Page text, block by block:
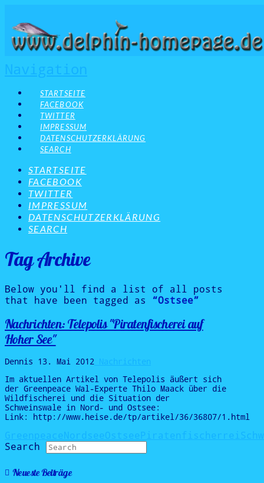
STARTSEITE
FACEBOOK
TWITTER
IMPRESSUM
DATENSCHUTZERKLÄRUNG
SEARCH
STARTSEITE
FACEBOOK
TWITTER
IMPRESSUM
DATENSCHUTZERKLÄRUNG
SEARCH
Tag Archive
Below you'll find a list of all posts
that have been tagged as
“Ostsee”
Nachrichten: Telepolis "Piratenfischerei auf
Hoher See"
Dennis 13. Mai 2012
Im aktuellen Artikel von Telepolis äußert sich
der Greenpeace Wal-Experte Thilo Maack über die
Wildfischerei und die Situation der
Schweinswale in Nord- und Ostsee:
Link: http://www.heise.de/tp/artikel/36/36807/1.html
Search
Neueste Beiträge